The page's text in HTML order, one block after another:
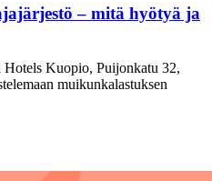
– mitä hyötyä ja
Kuopio, Puijonkatu 32,
muikunkalastuksen